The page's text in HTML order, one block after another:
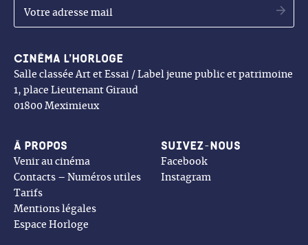
Cinéma l’Horloge
Salle classée Art et Essai / Label jeune public et patrimoine
1, place Lieutenant Giraud
01800 Meximieux
À propos
Venir au cinéma
Contacts – Numéros utiles
Tarifs
Mentions légales
Espace Horloge
Suivez-nous
Facebook
Instagram